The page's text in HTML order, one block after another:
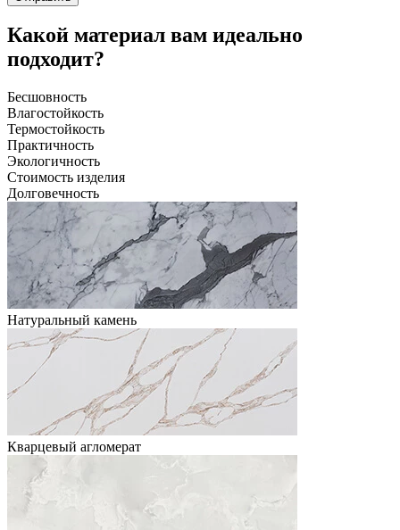
Какой материал вам идеально
подходит?
Бесшовность
Влагостойкость
Термостойкость
Практичность
Экологичность
Стоимость изделия
Долговечность
Натуральный камень
Кварцевый агломерат